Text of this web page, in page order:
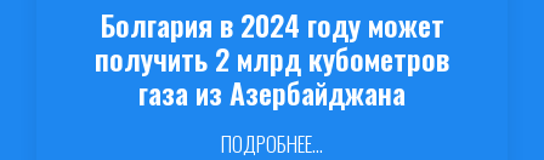
Болгария в 2024 году может
получить 2 млрд кубометров
газа из Азербайджана
ПОДРОБНЕЕ...